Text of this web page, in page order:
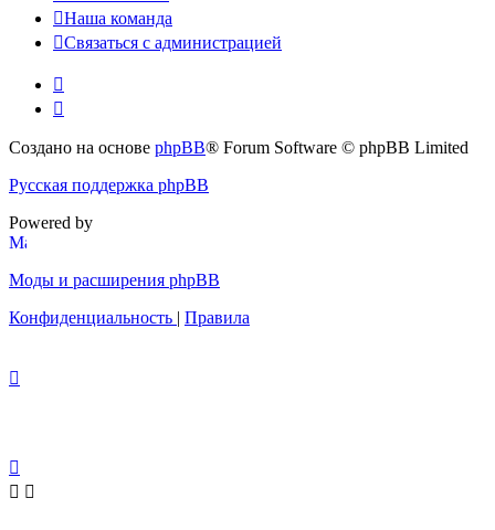
Наша команда
Связаться с администрацией
Создано на основе phpBB® Forum Software © phpBB Limited
Русская поддержка phpBB
Powered by
Моды и расширения phpBB
Конфиденциальность | Правила